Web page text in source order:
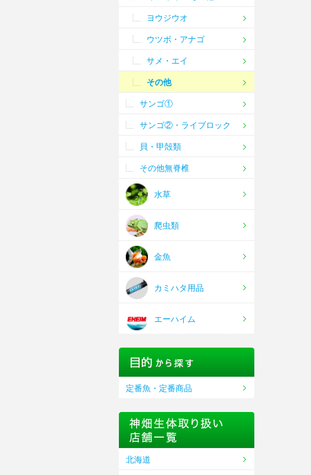
ヨウジウオ
ウツボ・アナゴ
サメ・エイ
その他
サンゴ①
サンゴ②・ライブロック
貝・甲殻類
その他無脊椎
水草
爬虫類
金魚
カミハタ用品
エーハイム
定番魚・定番商品
北海道